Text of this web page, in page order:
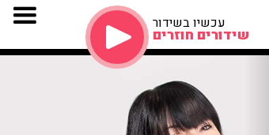
עכשיו בשידור
שידורים חוזרים